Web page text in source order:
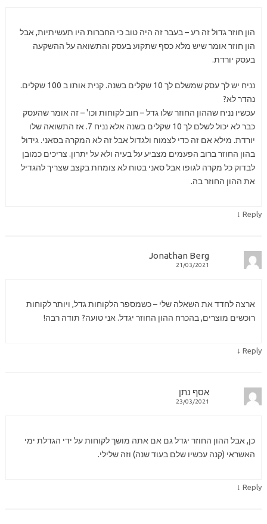
הון חוזר גדול זה רע – בעבר זה היה טוב כי החברות היו תעשיתיות, אבל
הון חוזר אומר שיש מלא כסף שתקוע בעסק והתשואה על ההשקעה
בעסק יורדת.
נניח יש לך עסק שמשלם לך 10 שקלים בשנה. קנית אותו ב 100 שקלים.
נהדר לא?
עכשיו נניח שההון החוזר שלו גדל – חוב לקוחות וכו' – זה אומר שהעסק
כבר לא יכול לשלם לך 10 שקלים בשנה אלא נניח 7. אז התשואה שלו
יורדת. מילא אם זה כדי לצמוח ולגדול אבל זה לא המקרה בסאני. גידול
בהון החוזר ברוב הפעמים מצביע על בעיה ולא על יתרון. צריכים כמובן
לבדוק כל מקרה לגופו אבל סאני בטוח לא צומחת בקצב שצריך להגדיל
את ההון החוזר בה.
Reply
↓
Jonathan Berg
21/03/2021
ארצה לחדד את השאלה שלי – כשמספר הלקוחות גדל, ויותר לקוחות
רוכשים מוצרים, בהכרח ההון החוזר יגדל. אני טועה? תודה רבה!
Reply
↓
אסף נתן
23/03/2021
כן, אבל ההון החוזר יגדל גם אם אתה מושך לקוחות על ידי הגדלת ימי
האשראי (קנה עכשיו שלם בעוד שנה) וזה שלילי.
Reply
↓